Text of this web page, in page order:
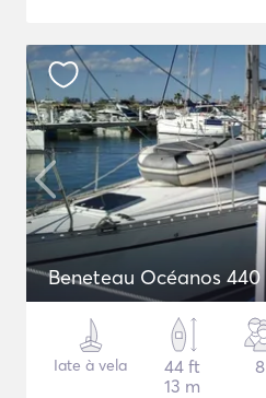
Beneteau Océanos 440
Iate à vela
44 ft
13 m
8